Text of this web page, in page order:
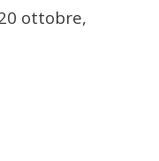
ottobre,